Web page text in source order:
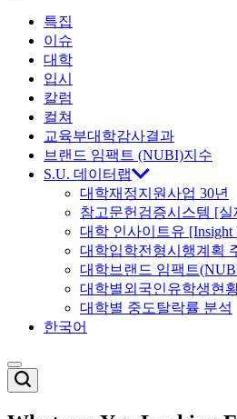
트
라
이
트
특집
이슈
대학
입시
칼럼
컬쳐
교육부대학감사결과
브랜드 임팩트 (NUBI)지수
S.U. 데이터랩
대학재정지원사업 30년
참고문헌검증시스템 [실
대학 인사이트유 [Insight
대학입학전형시행계획
대학브랜드 임팩트
대학별외국인유학생현
대학별 중도탈락률 분석
한국어
Switch
color